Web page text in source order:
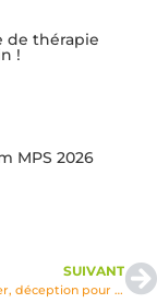
de thérapie
!
MPS 2026
SUIVANT
MPS II – Hunter, déception pour un traitement potentiel